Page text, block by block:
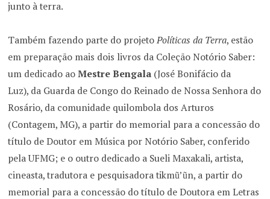
junto à terra.
Também fazendo parte do projetoPolíticas da Terra, estão
em preparação mais dois livros da Coleção Notório Saber:
um dedicado aoMestre Bengala (José Bonifácio da
Luz), da Guarda de Congo do Reinado de Nossa Senhora do
Rosário, da comunidade quilombola dos Arturos
(Contagem, MG), a partir do memorial para a concessão do
título de Doutor em Música por Notório Saber, conferido
pela UFMG; e o outro dedicado a Sueli Maxakali, artista,
cineasta, tradutora e pesquisadora tikmũ’ũn, a partir do
memorial para a concessão do título de Doutora em Letras